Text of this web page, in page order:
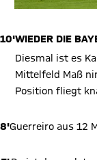
10'WIEDER DIE
Diesmal ist es
Mittelfeld Maß
Position fliegt
8'Guerreiro aus 12